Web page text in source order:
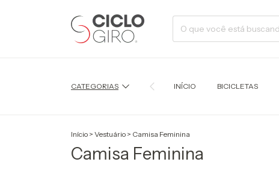
CATEGORIAS INÍCIO BICICLETAS
Início > Vestuário > Camisa Feminina
Camisa Feminina